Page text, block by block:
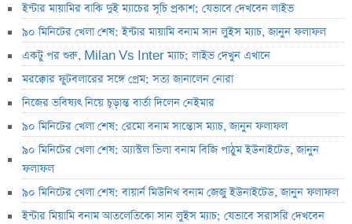
ইন্টার মায়ামির বাকি দুই ম্যাচের সূচি প্রকাশ; যেভাবে দেখবেন লাইভ
৯০ মিনিটের খেলা শেষ: ইন্টার মায়ামি বনাম সান লুইস ম্যাচ, জানুন ফলাফল
একটু পর শুরু, Milan Vs Inter ম্যাচ; লাইভ দেখুন এখানে
মরক্কোর ফুটবলারের সঙ্গে প্রেম; সত্য জানালেন নোরা
নিজের ভবিষ্যৎ নিয়ে চূড়ান্ত বার্তা দিলেন নেইমার
৯০ মিনিটের খেলা শেষ: রেমো বনাম সান্তোস ম্যাচ, জানুন ফলাফল
৯০ মিনিটের খেলা শেষ: অ্যাস্টল ভিলা বনাম বিজি পাঠুম ইউনাইটেড, জানুন
ফলাফল
৯০ মিনিটের খেলা শেষ: বায়ার্ন মিউনিখ বনাম জেজু ইউনাইটেড, জানুন ফলাফল
ইন্টার মিয়ামি বনাম আতলেতিকো সান লুইস ম্যাচ; যেভাবে সরাসরি দেখবেন